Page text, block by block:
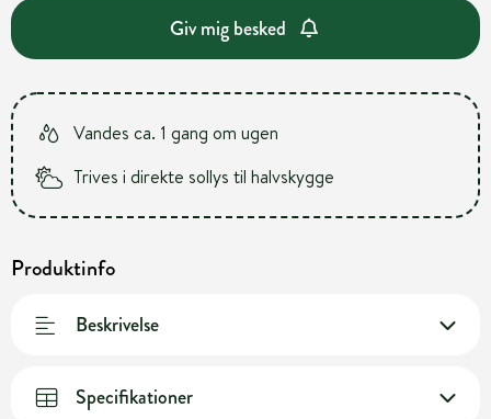
Giv mig besked
Vandes ca. 1 gang om ugen
Trives i direkte sollys til halvskygge
Produktinfo
Beskrivelse
Specifikationer